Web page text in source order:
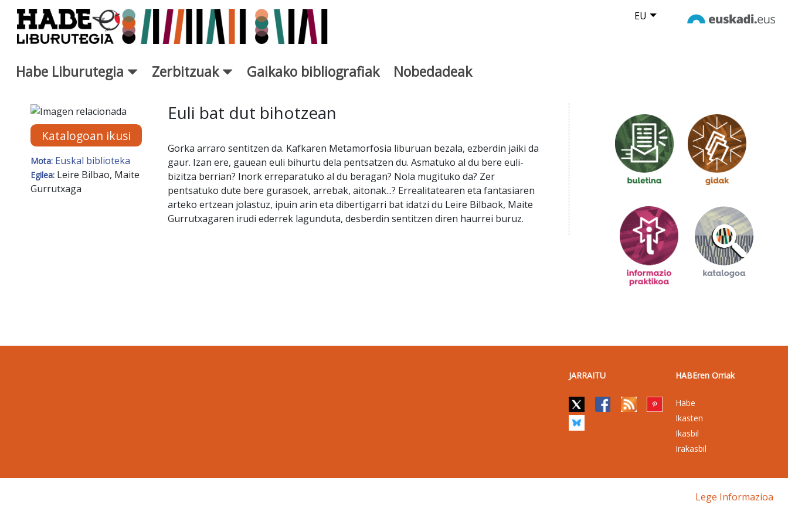
Eduki nagusira joan EU
Habe Liburutegia Zerbitzuak Gaikako bibliografiak Nobedadeak
Eskuratu berriak Fitxa - Liburutegia
Katalogoan ikusi
Mota: Euskal biblioteka
Egilea: Leire Bilbao, Maite
Gurrutxaga
Euli bat dut bihotzean
Gorka arraro sentitzen da. Kafkaren Metamorfosia liburuan bezala, ezberdin jaiki da
gaur. Izan ere, gauean euli bihurtu dela pentsatzen du. Asmatuko al du bere euli-
bizitza berrian? Inork erreparatuko al du beragan? Nola mugituko da? Zer
pentsatuko dute bere gurasoek, arrebak, aitonak...? Errealitatearen eta fantasiaren
arteko ertzean jolastuz, ipuin arin eta dibertigarri bat idatzi du Leire Bilbaok, Maite
Gurrutxagaren irudi ederrek lagunduta, desberdin sentitzen diren haurrei buruz.
JARRAITU HABEren Orriak
Habe
Ikasten
Ikasbil
Irakasbil
Lege Informazioa